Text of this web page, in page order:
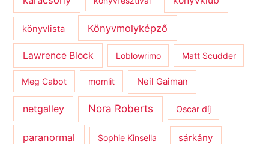
könyvlista Könyvmolyképző
Lawrence Block Loblowrimo Matt Scudder
Meg Cabot momlit Neil Gaiman
netgalley Nora Roberts Oscar díj
paranormal Sophie Kinsella sárkány